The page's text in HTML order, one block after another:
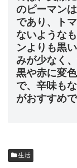
のピーマン
であり、ト
ないような
ンよりも黒
みが少なく
黒や赤に変
で、辛味も
がおすすめで
生活